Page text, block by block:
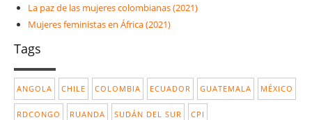
La paz de las mujeres colombianas (2021)
Mujeres feministas en África (2021)
Tags
ANGOLA CHILE COLOMBIA ECUADOR GUATEMALA MÉXICO
RDCONGO RUANDA SUDÁN DEL SUR CPI